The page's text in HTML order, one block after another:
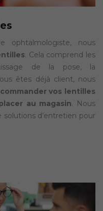
ophtalmologiste, nous
. Cela comprend les
de la pose, la
êtes déjà client, nous
vos lentilles
au magasin. Nous
d’entretien pour